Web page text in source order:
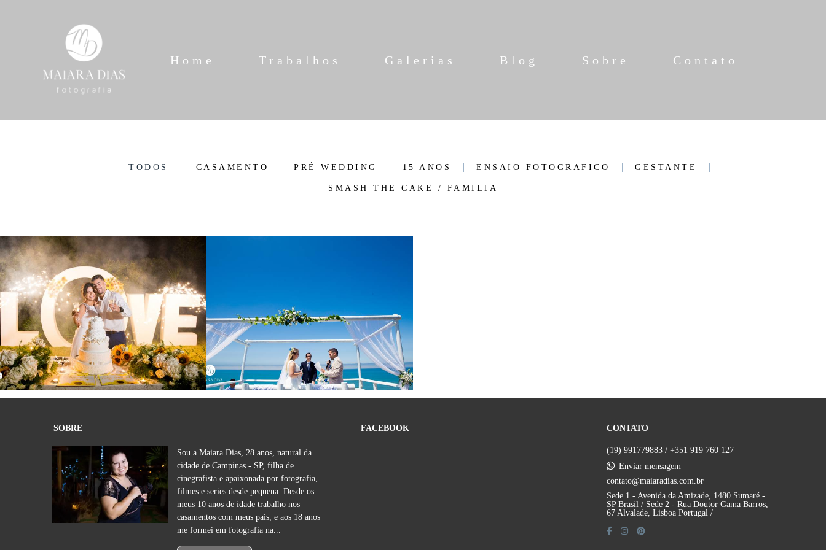
Home Trabalhos Galerias Blog Sobre Contato
TODOS CASAMENTO PRÉ WEDDING 15 ANOS ENSAIO FOTOGRAFICO GESTANTE
SMASH THE CAKE / FAMILIA
1382 0 3327
SOBRE
Sou a Maiara Dias, 28 anos, natural da
cidade de Campinas - SP, filha de
cinegrafista e apaixonada por fotografia,
filmes e series desde pequena. Desde os
meus 10 anos de idade trabalho nos
casamentos com meus pais, e aos 18 anos
me formei em fotografia na...
FACEBOOK CONTATO
(19) 991779883 / +351 919 760 127
Enviar mensagem
contato@maiaradias.com.br
Sede 1 - Avenida da Amizade, 1480 Sumaré -
SP Brasil / Sede 2 - Rua Doutor Gama Barros,
67 Alvalade, Lisboa Portugal /